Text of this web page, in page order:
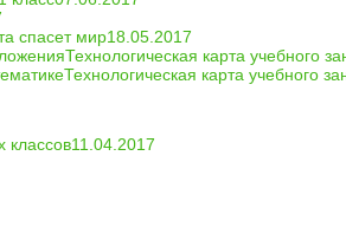
спасет мир18.05.2017
Технологическая карта учебного
Технологическая карта учебного
классов11.04.2017